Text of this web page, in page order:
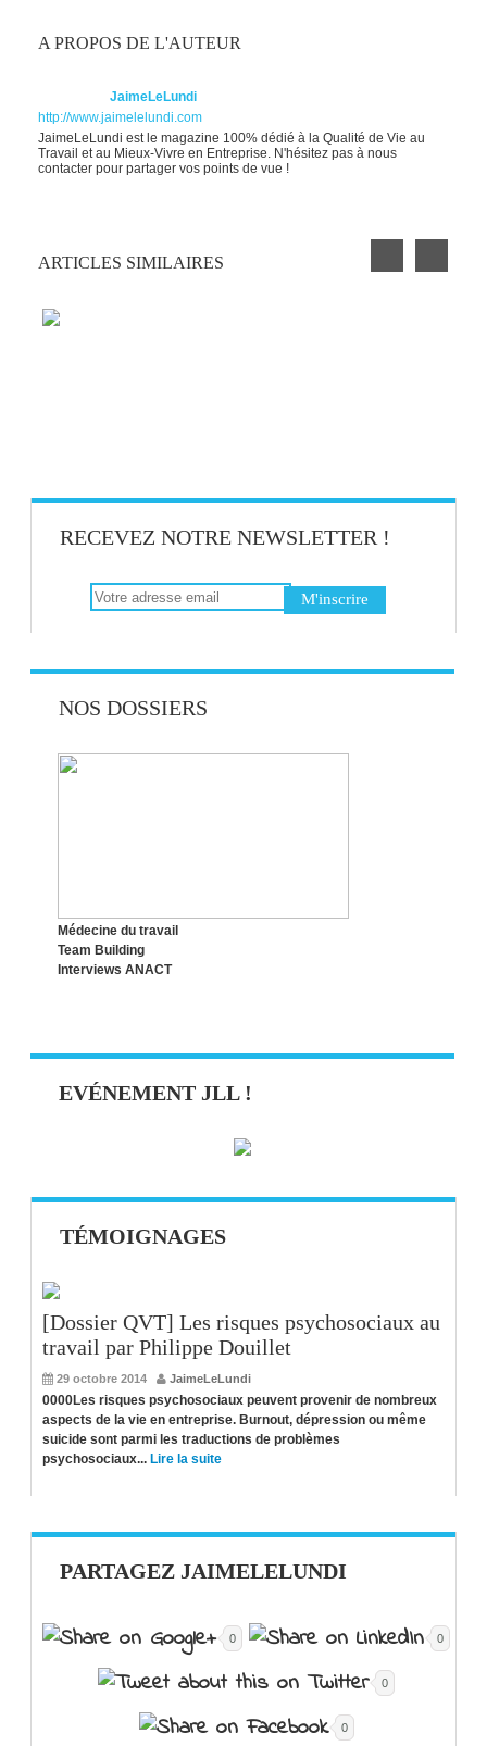
A PROPOS DE L'AUTEUR
JaimeLeLundi
http://www.jaimelelundi.com
JaimeLeLundi est le magazine 100% dédié à la Qualité de Vie au
Travail et au Mieux-Vivre en Entreprise. N'hésitez pas à nous
contacter pour partager vos points de vue !
ARTICLES SIMILAIRES
CHOISIR LE BON MOMENT !
RECEVEZ NOTRE NEWSLETTER !
NOS DOSSIERS
Médecine du travail
Team Building
Interviews ANACT
EVÉNEMENT JLL !
TÉMOIGNAGES
[Dossier QVT] Les risques psychosociaux au
travail par Philippe Douillet
29 octobre 2014 JaimeLeLundi
0000Les risques psychosociaux peuvent provenir de nombreux
aspects de la vie en entreprise. Burnout, dépression ou même
suicide sont parmi les traductions de problèmes
psychosociaux... Lire la suite
PARTAGEZ JAIMELELUNDI
0 0
0
0